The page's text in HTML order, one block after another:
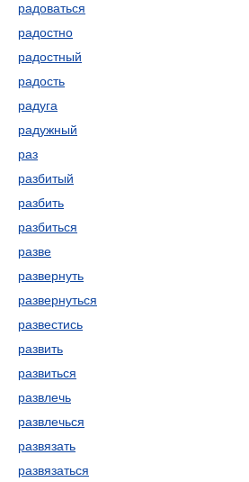
радоваться
радостно
радостный
радость
радуга
радужный
раз
разбитый
разбить
разбиться
разве
развернуть
развернуться
развестись
развить
развиться
развлечь
развлечься
развязать
развязаться